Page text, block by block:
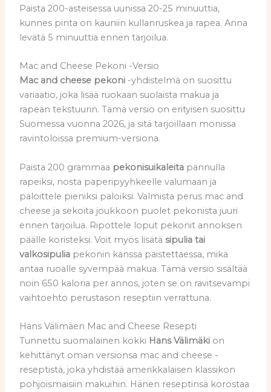
Paista 200-asteisessa uunissa 20-25 minuuttia,
kunnes pinta on kauniin kullanruskea ja rapea. Anna
levätä 5 minuuttia ennen tarjoilua.
Mac and Cheese Pekoni -Versio
Mac and cheese pekoni-yhdistelmä on suosittu
variaatio, joka lisää ruokaan suolaista makua ja
rapean tekstuurin. Tämä versio on erityisen suosittu
Suomessa vuonna 2026, ja sitä tarjoillaan monissa
ravintoloissa premium-versiona.
Paista 200 grammaa pekonisuikaleitapannulla
rapeiksi, nosta paperipyyhkeelle valumaan ja
paloittele pieniksi paloiksi. Valmista perus mac and
cheese ja sekoita joukkoon puolet pekonista juuri
ennen tarjoilua. Ripottele loput pekonit annoksen
päälle koristeksi. Voit myös lisätä sipulia tai
valkosipuliapekonin kanssa paistettaessa, mikä
antaa ruoalle syvempää makua. Tämä versio sisältää
noin 650 kaloria per annos, joten se on ravitsevampi
vaihtoehto perustason reseptiin verrattuna.
Hans Välimäen Mac and Cheese Resepti
Tunnettu suomalainen kokki Hans Välimäkion
kehittänyt oman versionsa mac and cheese -
reseptistä, joka yhdistää amerikkalaisen klassikon
pohjoismaisiin makuihin. Hänen reseptinsä korostaa